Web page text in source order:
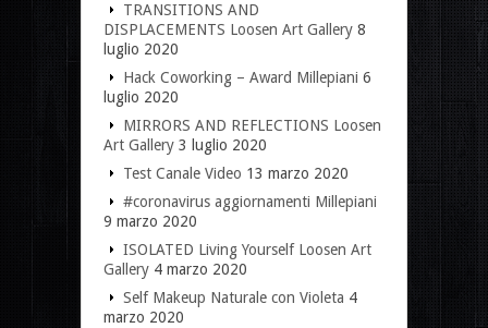
TRANSITIONS AND
DISPLACEMENTS Loosen Art Gallery 8
luglio 2020
Hack Coworking – Award Millepiani 6
luglio 2020
MIRRORS AND REFLECTIONS Loosen
Art Gallery 3 luglio 2020
Test Canale Video 13 marzo 2020
#coronavirus aggiornamenti Millepiani
9 marzo 2020
ISOLATED Living Yourself Loosen Art
Gallery 4 marzo 2020
Self Makeup Naturale con Violeta 4
marzo 2020